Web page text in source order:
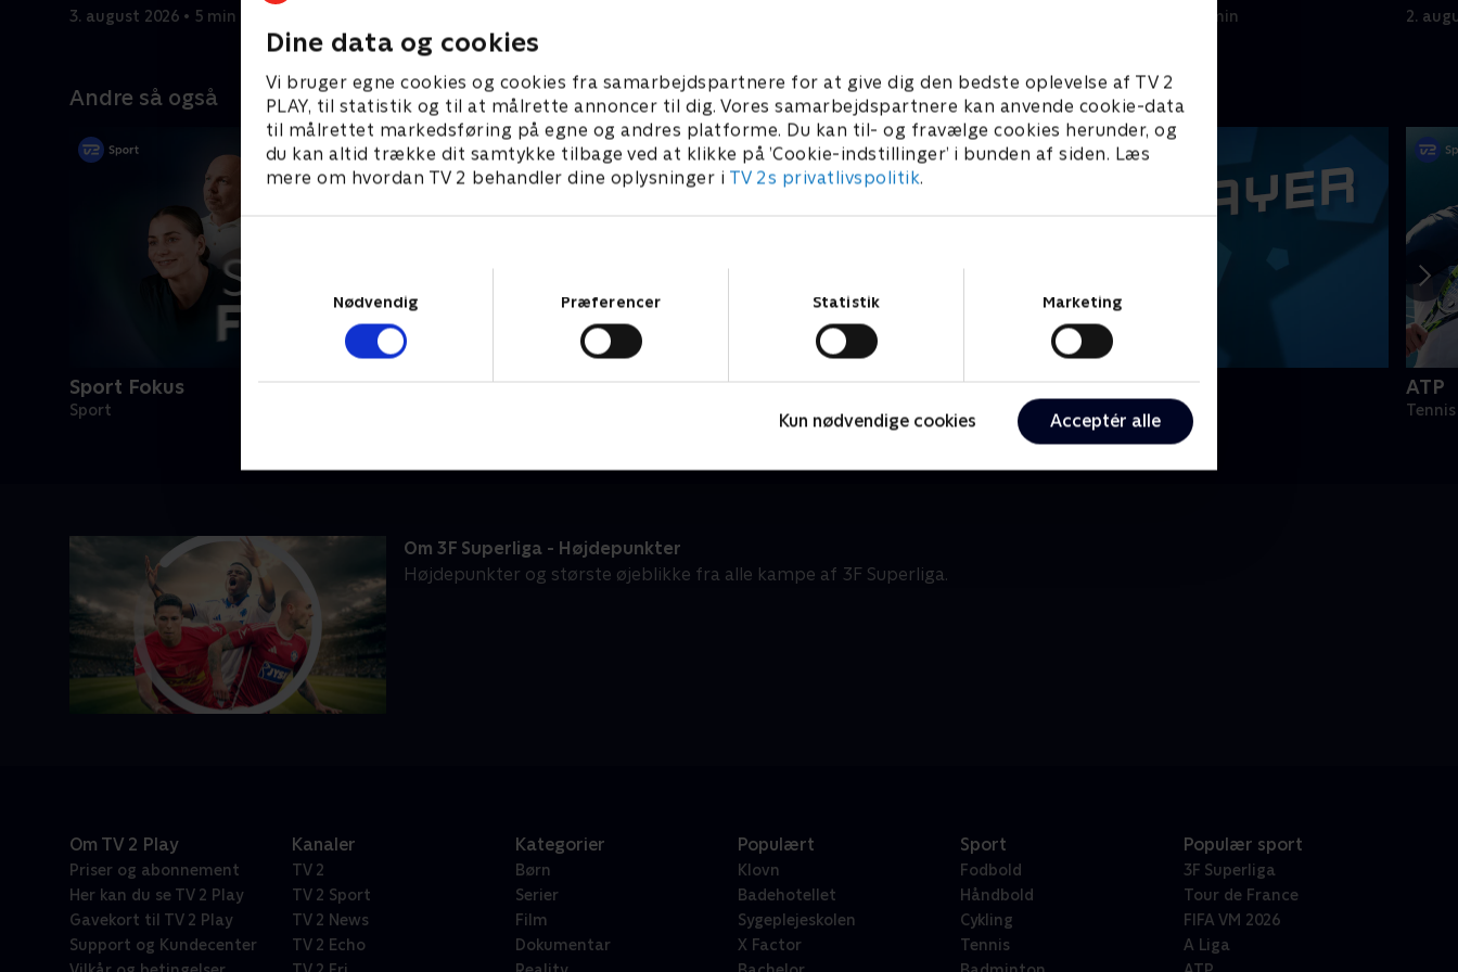
Dine data og cookies
Vi bruger egne cookies og cookies fra samarbejdspartnere for at give dig den bedste oplevelse af TV 2
PLAY, til statistik og til at målrette annoncer til dig. Vores samarbejdspartnere kan anvende cookie-data
til målrettet markedsføring på egne og andres platforme. Du kan til- og fravælge cookies herunder, og
du kan altid trække dit samtykke tilbage ved at klikke på ’Cookie-indstillinger’ i bunden af siden. Læs
mere om hvordan TV 2 behandler dine oplysninger i TV 2s privatlivspolitik.
Nødvendig
Præferencer Statistik Marketing
Kun nødvendige cookies Acceptér alle
3. august 2026 • 5 min 2. august 2026 • 5 min 2.
Andre så også
Sport Fokus
Sport
PLAYER
Fodbold
ATP
Tennis
Om 3F Superliga - Højdepunkter
Højdepunkter og største øjeblikke fra alle kampe af 3F Superliga.
Om TV 2 Play
Priser og abonnement
Her kan du se TV 2 Play
Gavekort til TV 2 Play
Support og Kundecenter
Kanaler
TV 2
TV 2 Sport
TV 2 News
TV 2 Echo
Kategorier
Børn
Serier
Film
Dokumentar
Populært
Klovn
Badehotellet
Sygeplejeskolen
X Factor
Sport
Fodbold
Håndbold
Cykling
Tennis
Populær sport
3F Superliga
Tour de France
FIFA VM 2026
A Liga